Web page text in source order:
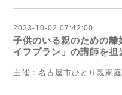
2023-10-02 07:42:00
子供のいる親のための離
イフプラン」の講師を担
主催： 名古屋市ひとり親家